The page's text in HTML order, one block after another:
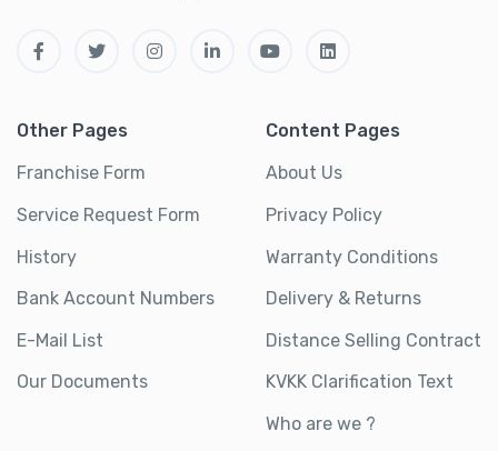
Other Pages
Franchise Form
Service Request Form
History
Bank Account Numbers
E-Mail List
Our Documents
Content Pages
About Us
Privacy Policy
Warranty Conditions
Delivery & Returns
Distance Selling Contract
KVKK Clarification Text
Who are we ?